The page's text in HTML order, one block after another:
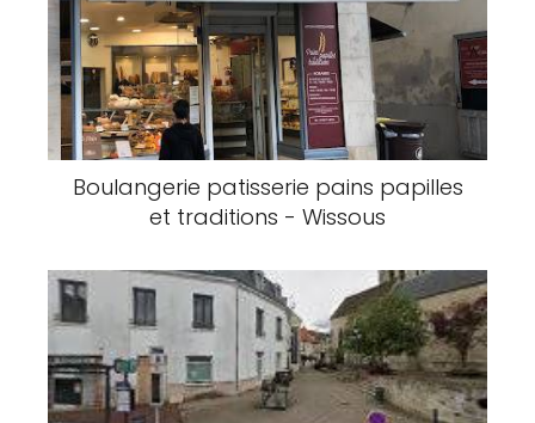
Boulangerie patisserie pains papilles
et traditions - Wissous